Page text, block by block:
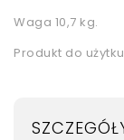
Waga 10,7 kg.
Produkt do